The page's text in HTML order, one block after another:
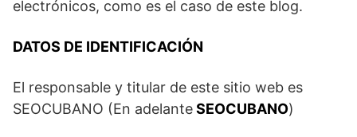
electrónicos, como es el caso de este blog.
DATOS DE IDENTIFICACIÓN
El responsable y titular de este sitio web es
SEOCUBANO (En adelanteSEOCUBANO)